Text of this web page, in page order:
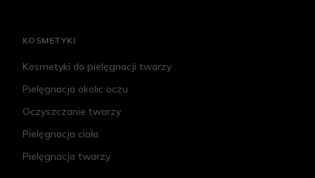
KOSMETYKI
Kosmetyki do pielęgnacji twarzy
Pielęgnacja okolic oczu
Oczyszczanie twarzy
Pielęgnacja ciała
Pielęgnacja twarzy